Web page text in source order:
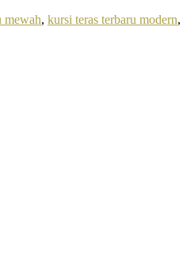
mewah, kursi teras terbaru modern,